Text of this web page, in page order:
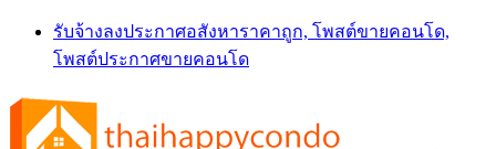
Skip
content
รับจ้างลงประกาศอสังหาราคาถูก, โพสต์ขายคอนโด,
โพสต์ประกาศขายคอนโด